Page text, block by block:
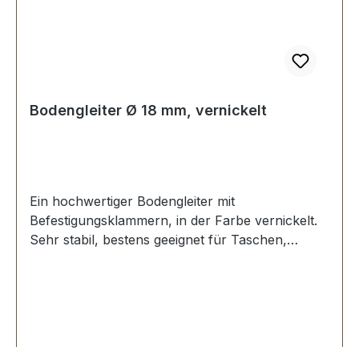
Bodengleiter Ø 18 mm, vernickelt
Ein hochwertiger Bodengleiter mit
Befestigungsklammern, in der Farbe vernickelt.
Sehr stabil, bestens geeignet für Taschen,